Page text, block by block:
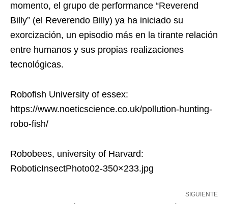
momento, el grupo de performance “Reverend
Billy” (el Reverendo Billy) ya ha iniciado su
exorcización, un episodio más en la tirante relación
entre humanos y sus propias realizaciones
tecnológicas.
Robofish University of essex:
https://www.noeticscience.co.uk/pollution-hunting-
robo-fish/
Robobees, university of Harvard:
RoboticInsectPhoto02-350×233.jpg
SIGUIENTE